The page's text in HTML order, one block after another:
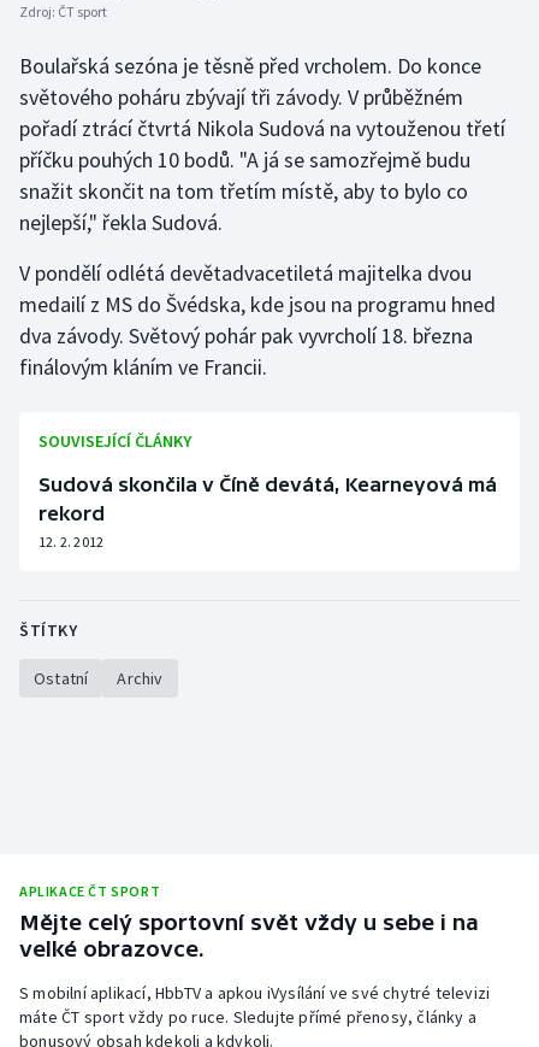
Olympijské hry
Parasport
Plavání
Plážový volejbal
Ragby
Rychlobruslení
Rychlostní kanoistika
Short track
Sportovní střelba
Triatlon
Ostatní
Zdroj: ČT sport
Boulařská sezóna je těsně před vrcholem. Do konce
světového poháru zbývají tři závody. V průběžném
pořadí ztrácí čtvrtá Nikola Sudová na vytouženou třetí
příčku pouhých 10 bodů. "A já se samozřejmě budu
snažit skončit na tom třetím místě, aby to bylo co
nejlepší," řekla Sudová.
V pondělí odlétá devětadvacetiletá majitelka dvou
medailí z MS do Švédska, kde jsou na programu hned
dva závody. Světový pohár pak vyvrcholí 18. března
finálovým kláním ve Francii.
SOUVISEJÍCÍ ČLÁNKY
Sudová skončila v Číně devátá, Kearneyová má
rekord
12. 2. 2012
ŠTÍTKY
Ostatní Archiv
APLIKACE ČT SPORT
Mějte celý sportovní svět vždy u sebe i na
velké obrazovce.
S mobilní aplikací, HbbTV a apkou iVysílání ve své chytré televizi
máte ČT sport vždy po ruce. Sledujte přímé přenosy, články a
bonusový obsah kdekoli a kdykoli.